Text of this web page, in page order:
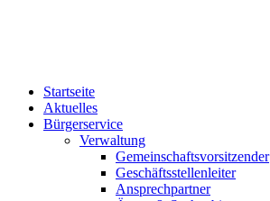
Startseite
Aktuelles
Bürgerservice
Verwaltung
Gemeinschaftsvorsitzender
Geschäftsstellenleiter
Ansprechpartner